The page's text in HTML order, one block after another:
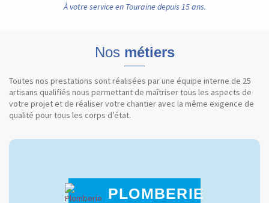
À votre service en Touraine depuis 15 ans.
Nos métiers
Toutes nos prestations sont réalisées par une équipe interne de 25
artisans qualifiés nous permettant de maîtriser tous les aspects de
votre projet et de réaliser votre chantier avec la même exigence de
qualité pour tous les corps d’état.
PLOMBERIE